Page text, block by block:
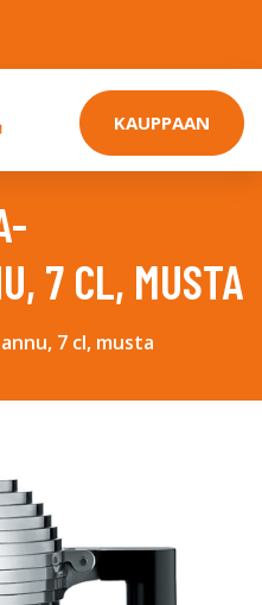
KAUPPAAN
7 CL, MUSTA
7 cl, musta